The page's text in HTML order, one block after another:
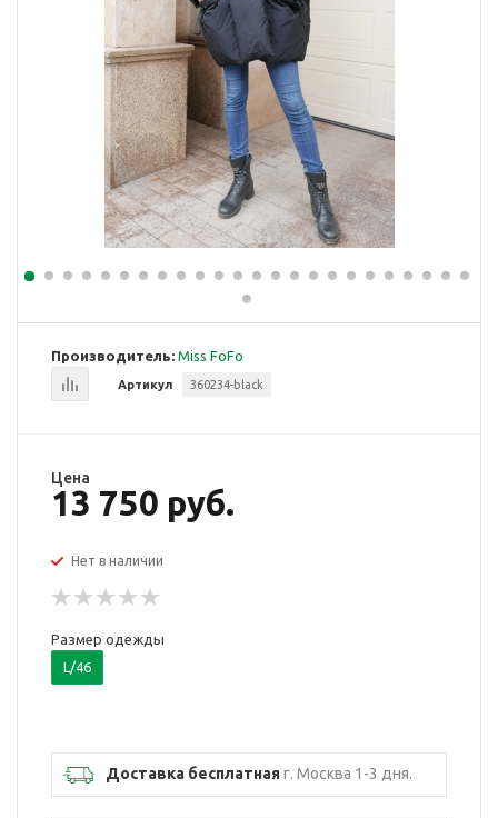
Производитель: Miss FoFo
Артикул 360234-black
Цена
13 750 руб.
Нет в наличии
Размер одежды
L/46
Доставка бесплатнаяг. Москва 1-3 дня.